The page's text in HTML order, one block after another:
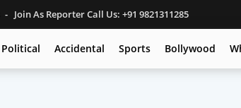
Join As Reporter Call Us: +91 9821311285
Political Accidental Sports Bollywood